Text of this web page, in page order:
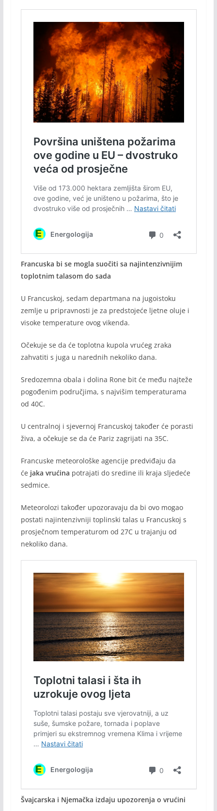
Francuska bi se mogla suočiti sa najintenzivnijim
toplotnim talasom do sada
U Francuskoj, sedam departmana na jugoistoku
zemlje u pripravnosti je za predstojeće ljetne oluje i
visoke temperature ovog vikenda.
Očekuje se da će toplotna kupola vrućeg zraka
zahvatiti s juga u narednih nekoliko dana.
Sredozemna obala i dolina Rone bit će među najteže
pogođenim područjima, s najvišim temperaturama
od 40C.
U centralnoj i sjevernoj Francuskoj također će porasti
živa, a očekuje se da će Pariz zagrijati na 35C.
Francuske meteorološke agencije predviđaju da
će jaka vrućina potrajati do sredine ili kraja sljedeće
sedmice.
Meteorolozi također upozoravaju da bi ovo mogao
postati najintenzivniji toplinski talas u Francuskoj s
prosječnom temperaturom od 27C u trajanju od
nekoliko dana.
Švajcarska i Njemačka izdaju upozorenja o vrućini